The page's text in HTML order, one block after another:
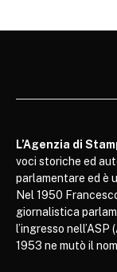
L’Agenzia di
voci storiche ed
parlamentare ed è
Nel 1950
giornalistica
l’ingresso
1953 ne mutò il